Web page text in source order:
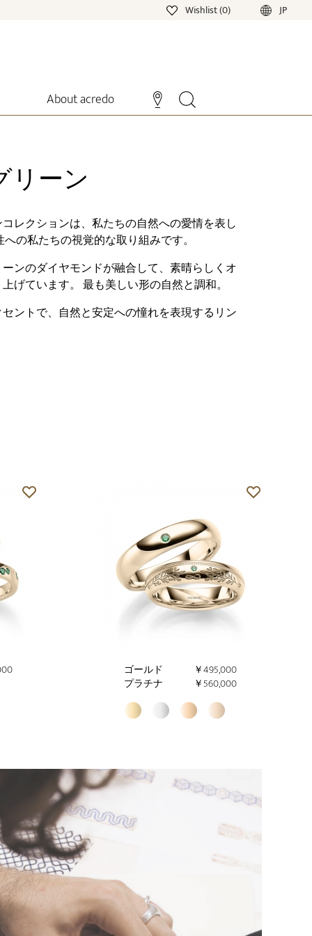
Wishlist (0) JP
About acredo
リーン
レクションは、私たちの自然への愛情を表し
の私たちの視覚的な取り組みです。
ンのダイヤモンドが融合して、素晴らしくオ
げています。 最も美しい形の自然と調和。
ントで、自然と安定への憧れを表現するリン
ゴールド
￥495,000
プラチナ
￥560,000